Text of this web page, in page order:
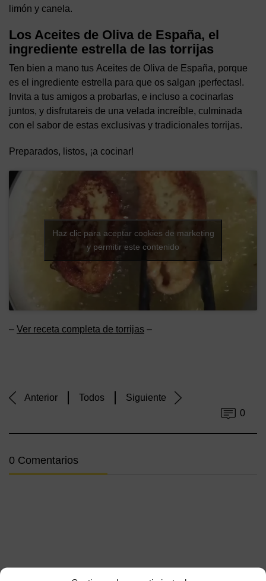
limón y canela.
Los Aceites de Oliva de España, el
ingrediente estrella de las torrijas
Ten bien a mano tus Aceites de Oliva de España, porque
es el ingrediente estrella para que os salgan ¡perfectas!.
Invita a tus amigos a probarlas, e incluso a cocinarlas
juntos, y disfrutareis de una velada increíble, culminada
con el sabor de estas exclusivas y tradicionales torrijas.
Preparados, listos, ¡a cocinar!
Haz clic para aceptar cookies de marketing
y permitir este contenido
– Ver receta completa de torrijas –
Anterior Todos
Siguiente
0
0 Comentarios